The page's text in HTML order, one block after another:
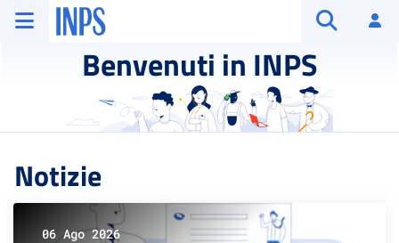
Vai al menu principale
Vai al contenuto principale
Vai al pie' di pagina
INPS ()
Benvenuti in INPS
Notizie
06 Ago 2026